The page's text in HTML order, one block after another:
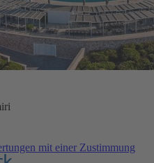
mit einer Zustimmung